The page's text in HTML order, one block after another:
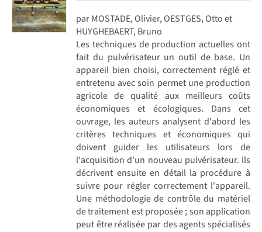
par MOSTADE, Olivier, OESTGES, Otto et
HUYGHEBAERT, Bruno
Les techniques de production actuelles ont
fait du pulvérisateur un outil de base. Un
appareil bien choisi, correctement réglé et
entretenu avec soin permet une production
agricole de qualité aux meilleurs coûts
économiques et écologiques. Dans cet
ouvrage, les auteurs analysent d'abord les
critères techniques et économiques qui
doivent guider les utilisateurs lors de
l'acquisition d'un nouveau pulvérisateur. Ils
décrivent ensuite en détail la procédure à
suivre pour régler correctement l'appareil.
Une méthodologie de contrôle du matériel
de traitement est proposée ; son application
peut être réalisée par des agents spécialisés